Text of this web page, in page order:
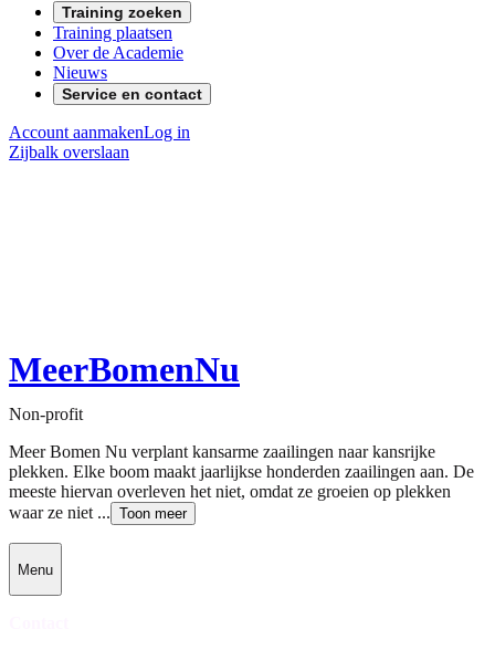
Training zoeken
Training plaatsen
Over de Academie
Nieuws
Service en contact
Account aanmakenLog in
Zijbalk overslaan
MeerBomenNu
Non-profit
Meer Bomen Nu verplant kansarme zaailingen naar kansrijke
plekken. Elke boom maakt jaarlijkse honderden zaailingen aan. De
meeste hiervan overleven het niet, omdat ze groeien op plekken
waar ze niet ... Toon meer
Menu